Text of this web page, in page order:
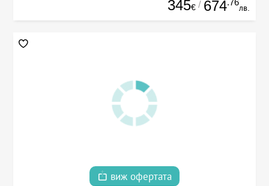
345€ / 674.76
лв.
виж офертата